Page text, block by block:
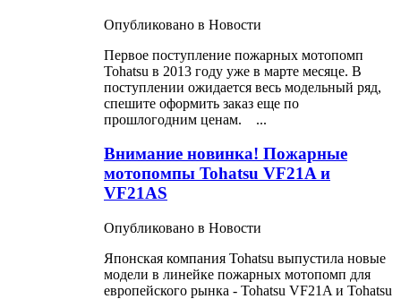
Опубликовано в Новости
Первое поступление пожарных мотопомп
Tohatsu в 2013 году уже в марте месяце. В
поступлении ожидается весь модельный ряд,
спешите оформить заказ еще по
прошлогодним ценам. ...
Внимание новинка! Пожарные
мотопомпы Tohatsu VF21A и
VF21AS
Опубликовано в Новости
Японская компания Tohatsu выпустила новые
модели в линейке пожарных мотопомп для
европейского рынка - Tohatsu VF21A и Tohatsu